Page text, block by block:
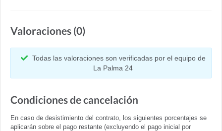
Valoraciones (0)
Todas las valoraciones son verificadas por el equipo de
La Palma 24
Condiciones de cancelación
En caso de desistimiento del contrato, los siguientes porcentajes se
aplicarán sobre el pago restante (excluyendo el pago inicial por